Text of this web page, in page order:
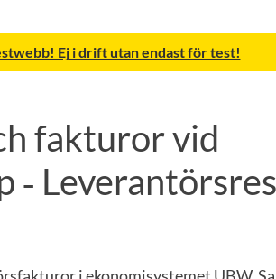
Ej i drift utan endast för test!
fakturor vid
‑